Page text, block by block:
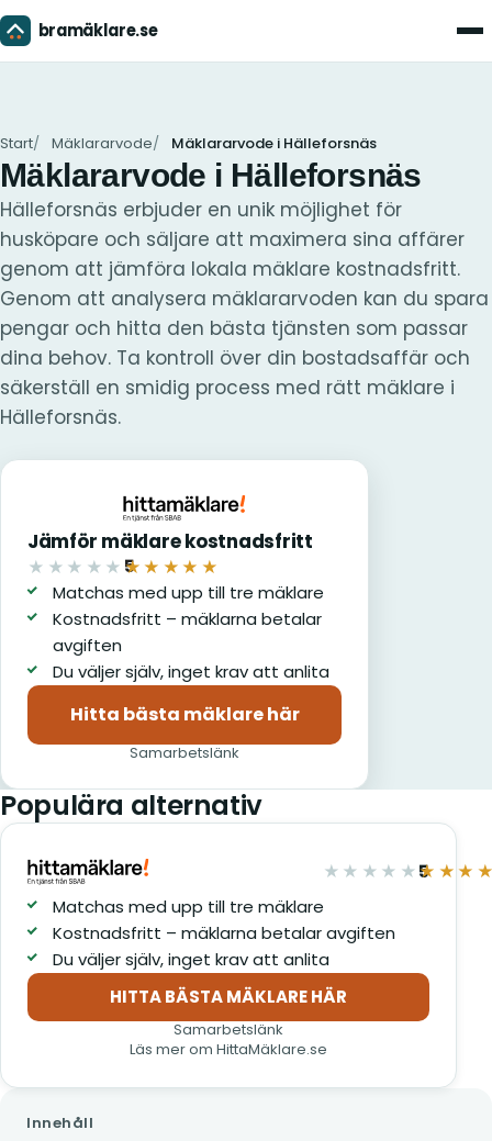
bramäklare.se
Start Mäklararvode Mäklararvode i Hälleforsnäs
Mäklararvode i Hälleforsnäs
Hälleforsnäs erbjuder en unik möjlighet för
husköpare och säljare att maximera sina affärer
genom att jämföra lokala mäklare kostnadsfritt.
Genom att analysera mäklararvoden kan du spara
pengar och hitta den bästa tjänsten som passar
dina behov. Ta kontroll över din bostadsaffär och
säkerställ en smidig process med rätt mäklare i
Hälleforsnäs.
Jämför mäklare kostnadsfritt
★★★★★ ★★★★★
5
av 5
Matchas med upp till tre mäklare
Kostnadsfritt – mäklarna betalar
avgiften
Du väljer själv, inget krav att anlita
Hitta bästa mäklare här
(öppnas i nytt fönster)
Samarbetslänk
Populära alternativ
★★★★★5
av 5
Matchas med upp till tre mäklare
Kostnadsfritt – mäklarna betalar avgiften
Du väljer själv, inget krav att anlita
HITTA BÄSTA MÄKLARE HÄR
(öppnas i nytt fönster)
Samarbetslänk
Läs mer om HittaMäklare.se
Innehåll